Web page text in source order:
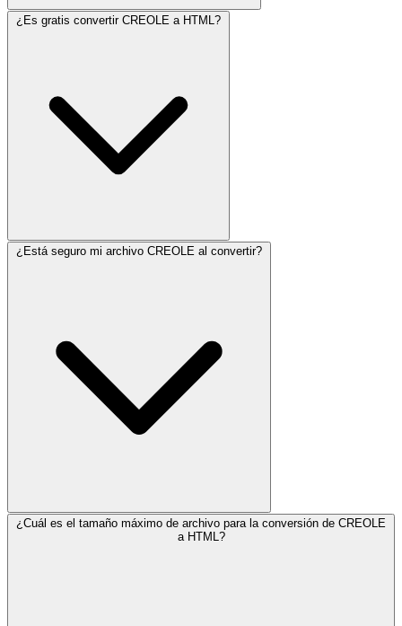
¿Es gratis convertir CREOLE a HTML?
¿Está seguro mi archivo CREOLE al convertir?
¿Cuál es el tamaño máximo de archivo para la conversión de CREOLE
a HTML?